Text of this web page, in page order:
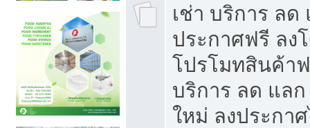
เช่า บริการ ลด
ประกาศฟรี ล
โปรโมทสินค้า
บริการ ลด แล
ใหม่ ลงประกา